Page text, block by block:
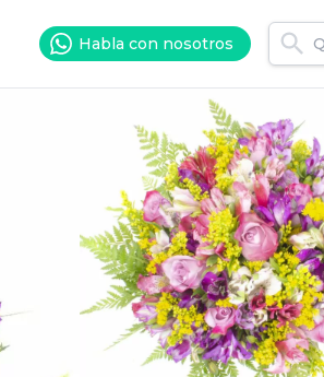
Habla con nosotros